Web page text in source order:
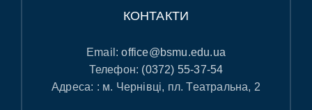
КОНТАКТИ
Email:office@bsmu.edu.ua
Телефон: (0372) 55-37-54
Адреса: : м. Чернівці, пл. Театральна, 2